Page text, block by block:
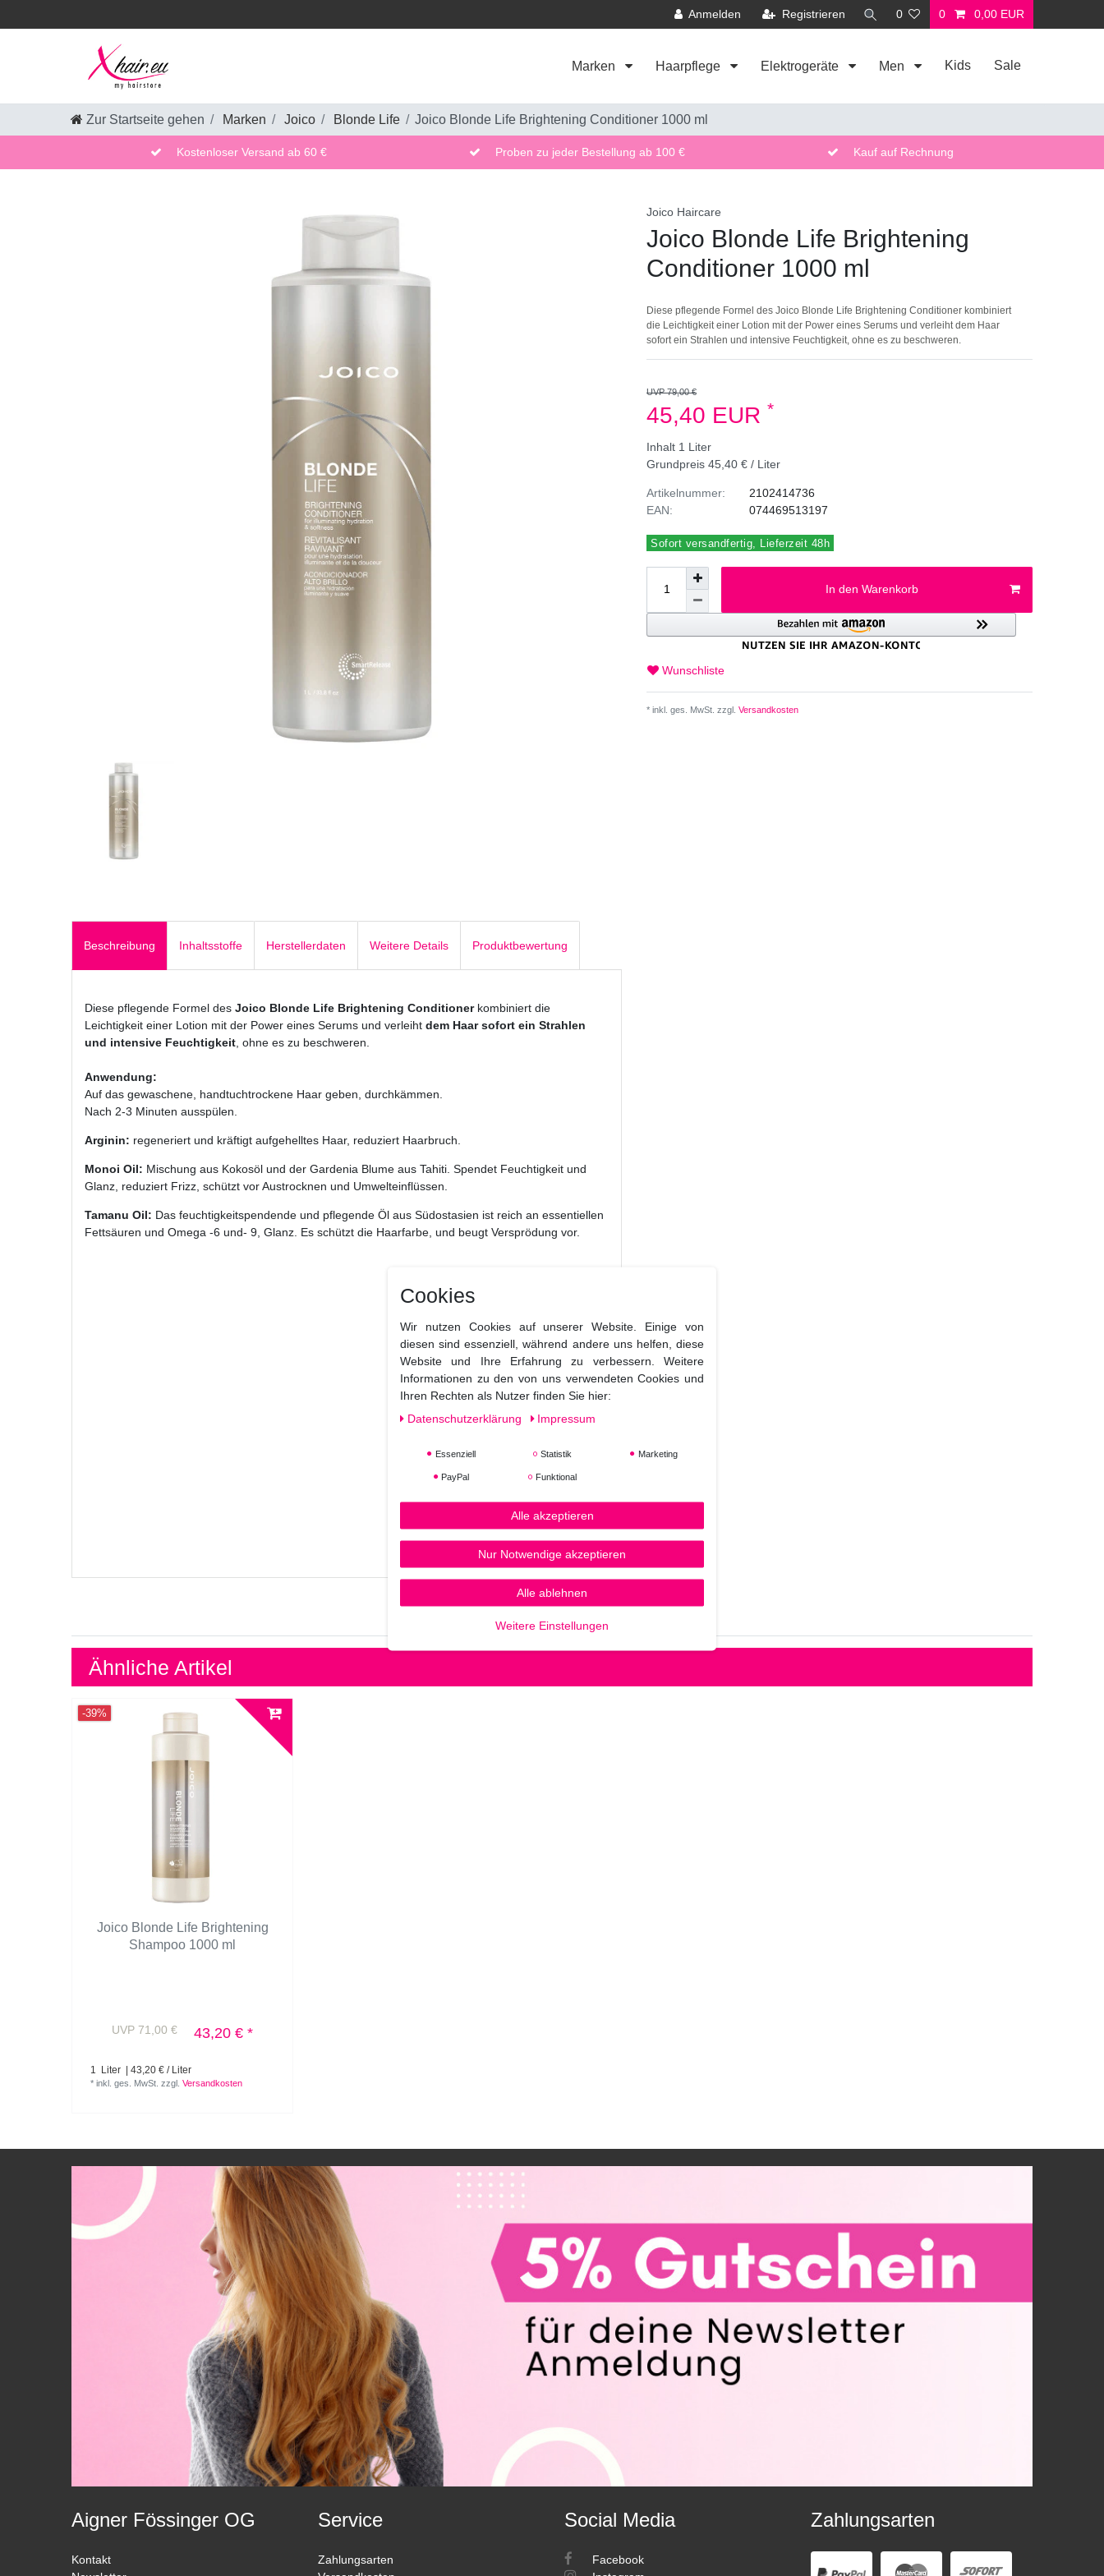
Anmelden Registrieren 0 0 0,00 EUR
Marken Haarpflege Elektrogeräte Men Kids Sale
Zur Startseite gehen Marken Joico Blonde Life Joico Blonde Life Brightening Conditioner 1000 ml
Kostenloser Versand ab 60 € Proben zu jeder Bestellung ab 100 € Kauf auf Rechnung
Joico Haircare
Joico Blonde Life Brightening
Conditioner 1000 ml
Diese pflegende Formel des Joico Blonde Life Brightening Conditioner kombiniert
die Leichtigkeit einer Lotion mit der Power eines Serums und verleiht dem Haar
sofort ein Strahlen und intensive Feuchtigkeit, ohne es zu beschweren.
UVP 79,00 €
45,40 EUR *
Inhalt 1 Liter
Grundpreis 45,40 € / Liter
Artikelnummer:
EAN:
2102414736
074469513197
Sofort versandfertig, Lieferzeit 48h
In den Warenkorb
Wunschliste
* inkl. ges. MwSt. zzgl. Versandkosten
Beschreibung Inhaltsstoffe Herstellerdaten Weitere Details Produktbewertung
Diese pflegende Formel des Joico Blonde Life Brightening Conditionerkombiniert die
Leichtigkeit einer Lotion mit der Power eines Serums und verleiht dem Haar sofort ein Strahlen
und intensive Feuchtigkeit , ohne es zu beschweren.
Anwendung:
Auf das gewaschene, handtuchtrockene Haar geben, durchkämmen.
Nach 2-3 Minuten ausspülen.
Arginin: regeneriert und kräftigt aufgehelltes Haar, reduziert Haarbruch.
Monoi Oil: Mischung aus Kokosöl und der Gardenia Blume aus Tahiti. Spendet Feuchtigkeit und
Glanz, reduziert Frizz, schützt vor Austrocknen und Umwelteinflüssen.
Tamanu Oil: Das feuchtigkeitspendende und pflegende Öl aus Südostasien ist reich an essentiellen
Fettsäuren und Omega -6 und- 9, Glanz. Es schützt die Haarfarbe, und beugt Versprödung vor.
Ähnliche Artikel
-39%
Joico Blonde Life Brightening
Shampoo 1000 ml
UVP 71,00 € 43,20 € *
1 Liter | 43,20 € / Liter
*inkl. ges. MwSt. zzgl.Versandkosten
Aigner Fössinger OG
Kontakt
Service
Zahlungsarten
Social Media
Facebook
Zahlungsarten
Cookies
Wir nutzen Cookies auf unserer Website. Einige von
diesen sind essenziell, während andere uns helfen, diese
Website und Ihre Erfahrung zu verbessern. Weitere
Informationen zu den von uns verwendeten Cookies und
Ihren Rechten als Nutzer finden Sie hier:
Daten­schutz­erklärung
Impressum
Essenziell Statistik Marketing
PayPal Funktional
Alle akzeptieren
Nur Notwendige akzeptieren
Alle ablehnen
Weitere Einstellungen